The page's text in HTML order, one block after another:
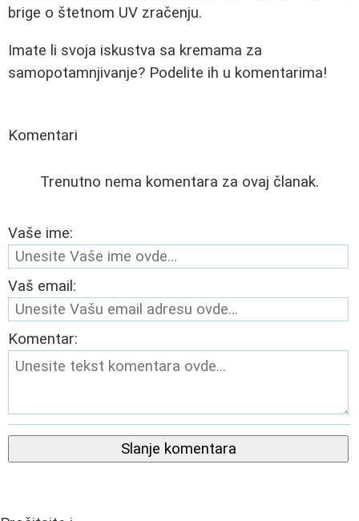
brige o štetnom UV zračenju.
Imate li svoja iskustva sa kremama za
samopotamnjivanje? Podelite ih u komentarima!
Komentari
Trenutno nema komentara za ovaj članak.
Vaše ime:
Vaš email:
Komentar:
Slanje komentara